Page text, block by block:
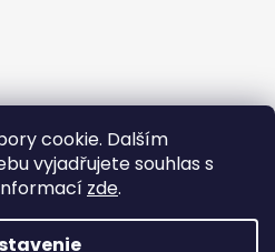
cookie. Dalším
vyjadřujete souhlas s
zde.